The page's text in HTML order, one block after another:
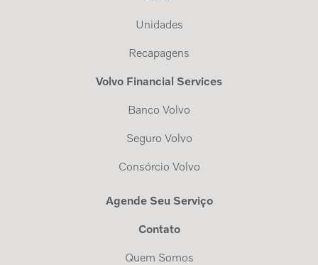
Unidades
Recapagens
Volvo Financial Services
Banco Volvo
Seguro Volvo
Consórcio Volvo
Agende Seu Serviço
Contato
Quem Somos